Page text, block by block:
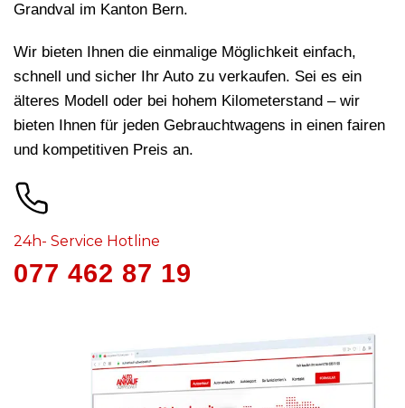
Grandval im Kanton Bern.
Wir bieten Ihnen die einmalige Möglichkeit einfach,
schnell und sicher Ihr Auto zu verkaufen. Sei es ein
älteres Modell oder bei hohem Kilometerstand – wir
bieten Ihnen für jeden Gebrauchtwagens in einen fairen
und kompetitiven Preis an.
24h- Service Hotline
077 462 87 19